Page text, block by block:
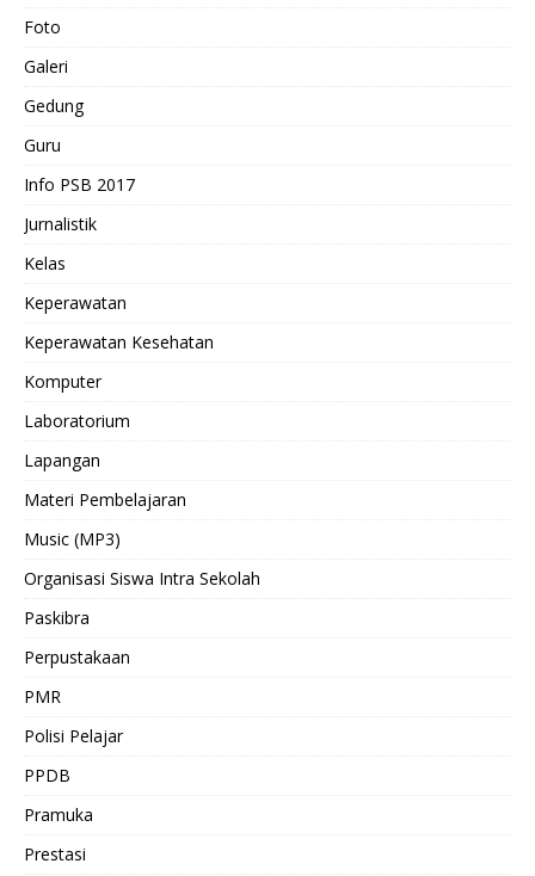
Foto
Galeri
Gedung
Guru
Info PSB 2017
Jurnalistik
Kelas
Keperawatan
Keperawatan Kesehatan
Komputer
Laboratorium
Lapangan
Materi Pembelajaran
Music (MP3)
Organisasi Siswa Intra Sekolah
Paskibra
Perpustakaan
PMR
Polisi Pelajar
PPDB
Pramuka
Prestasi